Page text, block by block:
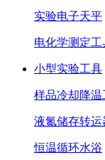
实验电子天平
电化学测定工
小型实验工具
样品冷却降温
液氮储存转运
恒温循环水浴